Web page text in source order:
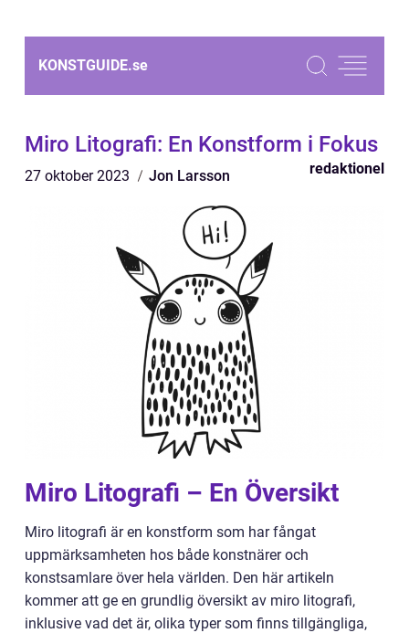
KONSTGUIDE.se
Miro Litografi: En Konstform i Fokus
27 oktober 2023 Jon Larsson redaktionel
Miro Litografi – En Översikt
Miro litografi är en konstform som har fångat
uppmärksamheten hos både konstnärer och
konstsamlare över hela världen. Den här artikeln
kommer att ge en grundlig översikt av miro litografi,
inklusive vad det är, olika typer som finns tillgängliga,